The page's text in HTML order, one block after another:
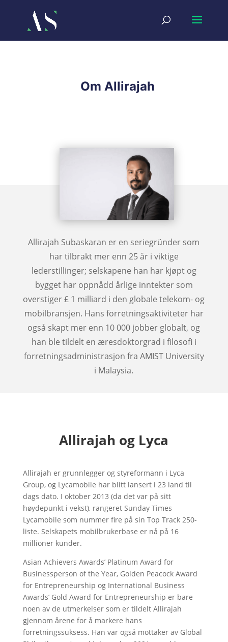
Om Allirajah
Allirajah Subaskaran er en seriegründer som
har tilbrakt mer enn 25 år i viktige
lederstillinger; selskapene han har kjøpt og
bygget har oppnådd årlige inntekter som
overstiger £ 1 milliard i den globale telekom- og
mobilbransjen. Hans forretningsaktiviteter har
også skapt mer enn 10 000 jobber globalt, og
han ble tildelt en æresdoktorgrad i filosofi i
forretningsadministrasjon fra AMIST University
i Malaysia.
Allirajah og Lyca
Allirajah er grunnlegger og styreformann i Lyca
Group, og Lycamobile har blitt lansert i 23 land til
dags dato. I oktober 2013 (da det var på sitt
høydepunkt i vekst), rangeret Sunday Times
Lycamobile som nummer fire på sin Top Track 250-
liste. Selskapets mobilbrukerbase er nå på 16
millioner kunder.
Asian Achievers Awards’ Platinum Award for
Businessperson of the Year, Golden Peacock Award
for Entrepreneurship og International Business
Awards’ Gold Award for Entrepreneurship er bare
noen av de utmerkelser som er tildelt Allirajah
gjennom årene for å markere hans
forretningssuksess. Han var også mottaker av Global